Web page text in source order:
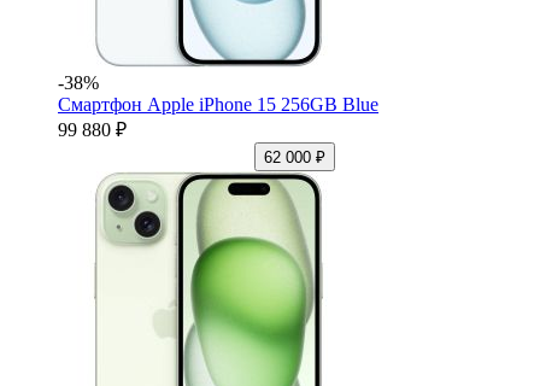
-38%
Смартфон Apple iPhone 15 256GB Blue
99 880 ₽
62 000 ₽